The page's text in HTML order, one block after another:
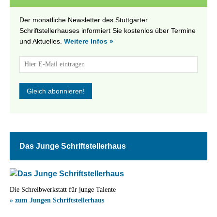
Der monatliche Newsletter des Stuttgarter
Schriftstellerhauses informiert Sie kostenlos über Termine
und Aktuelles. Weitere Infos »
Das Junge Schriftstellerhaus
Die Schreibwerkstatt für junge Talente
» zum Jungen Schriftstellerhaus